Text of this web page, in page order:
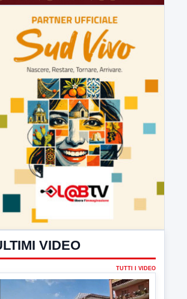
ULTIMI VIDEO